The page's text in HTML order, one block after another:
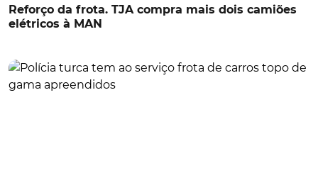
Reforço da frota. TJA compra mais dois camiões
elétricos à MAN